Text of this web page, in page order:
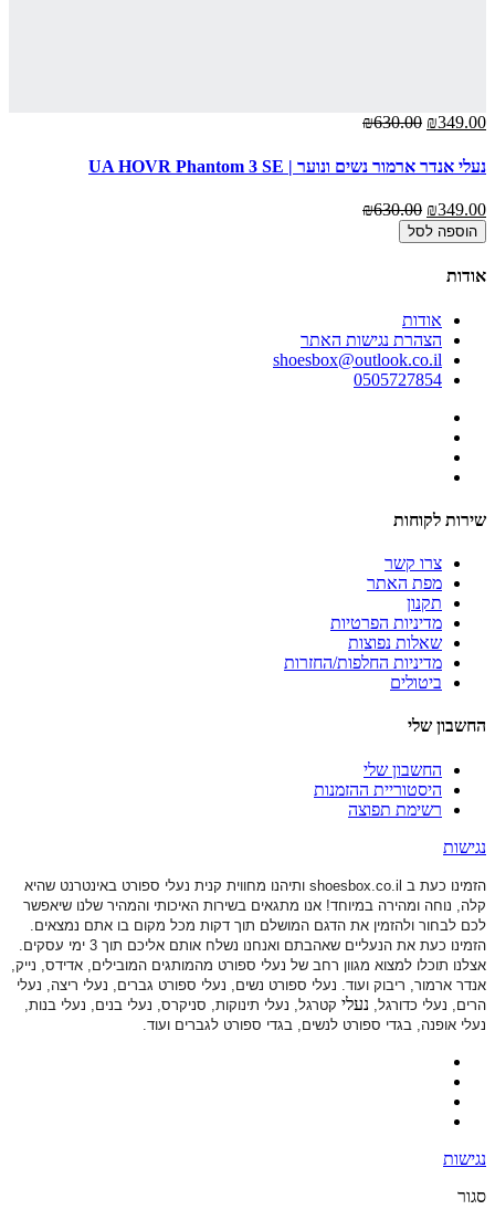
₪349.00
₪630.00
נעלי אנדר ארמור נשים ונוער | UA HOVR Phantom 3 SE
₪349.00
₪630.00
הוספה לסל
אודות
אודות
הצהרת נגישות האתר
shoesbox@outlook.co.il
0505727854
שירות לקוחות
צרו קשר
מפת האתר
תקנון
מדיניות הפרטיות
שאלות נפוצות
מדיניות החלפות/החזרות
ביטולים
החשבון שלי
החשבון שלי
היסטוריית ההזמנות
רשימת תפוצה
נגישות
הזמינו כעת ב shoesbox.co.il ותיהנו מחווית קנית נעלי ספורט באינטרנט שהיא
קלה, נוחה ומהירה במיוחד! אנו מתגאים בשירות האיכותי והמהיר שלנו שיאפשר
לכם לבחור ולהזמין את הדגם המושלם תוך דקות מכל מקום בו אתם נמצאים.
הזמינו כעת את הנעליים שאהבתם ואנחנו נשלח אותם אליכם תוך 3 ימי עסקים.
אצלנו תוכלו למצוא מגוון רחב של נעלי ספורט מהמותגים המובילים, אדידס, נייק,
אנדר ארמור, ריבוק ועוד. נעלי ספורט נשים, נעלי ספורט גברים, נעלי ריצה, נעלי
הרים, נעלי כדורגל, נעלי קטרגל, נעלי תינוקות, סניקרס, נעלי בנים, נעלי בנות,
נעלי אופנה, בגדי ספורט לנשים, בגדי ספורט לגברים ועוד.
נגישות
סגור